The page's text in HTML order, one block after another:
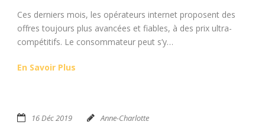
Ces derniers mois, les opérateurs internet proposent des
offres toujours plus avancées et fiables, à des prix ultra-
compétitifs. Le consommateur peut s’y…
En Savoir Plus
16 Déc 2019 Anne-Charlotte